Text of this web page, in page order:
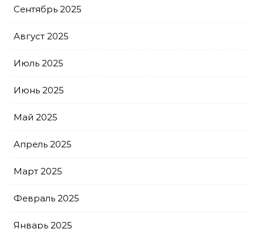
Сентябрь 2025
Август 2025
Июль 2025
Июнь 2025
Май 2025
Апрель 2025
Март 2025
Февраль 2025
Январь 2025